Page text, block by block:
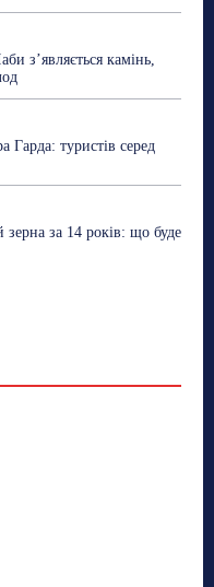
з’являється камінь,
Гарда: туристів серед
за 14 років: що буде